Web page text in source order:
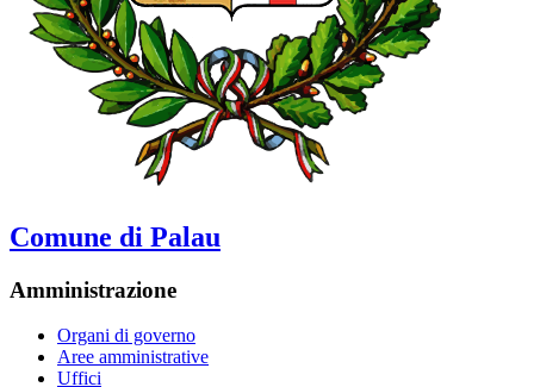
Comune di Palau
Amministrazione
Organi di governo
Aree amministrative
Uffici